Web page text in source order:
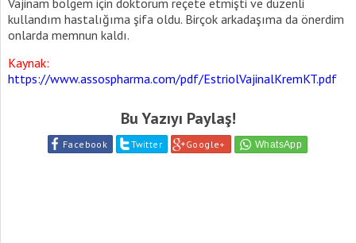
Vajinam bölgem için doktorum reçete etmişti ve düzenli
kullandım hastalığıma şifa oldu. Birçok arkadaşıma da önerdim
onlarda memnun kaldı.
Kaynak:
https://www.assospharma.com/pdf/EstriolVajinalKremKT.pdf
Bu Yazıyı Paylaş!
Facebook Twitter Google+